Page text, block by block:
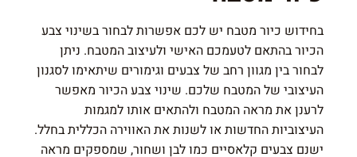
בחידוש כיור מטבח יש לכם אפשרות לבחור בשינוי צבע
הכיור בהתאם לטעמכם האישי ולעיצוב המטבח. ניתן
לבחור בין מגוון רחב של צבעים וגימורים שיתאימו לסגנון
העיצובי של המטבח שלכם. שינוי צבע הכיור מאפשר
לרענן את מראה המטבח ולהתאים אותו למגמות
העיצוביות החדשות או לשנות את האווירה הכללית בחלל.
ישנם צבעים קלאסיים כמו לבן ושחור, שמספקים מראה